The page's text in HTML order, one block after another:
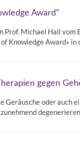
Award”
Prof. Michael Hall
Knowledge Award»
gegen
oder auch